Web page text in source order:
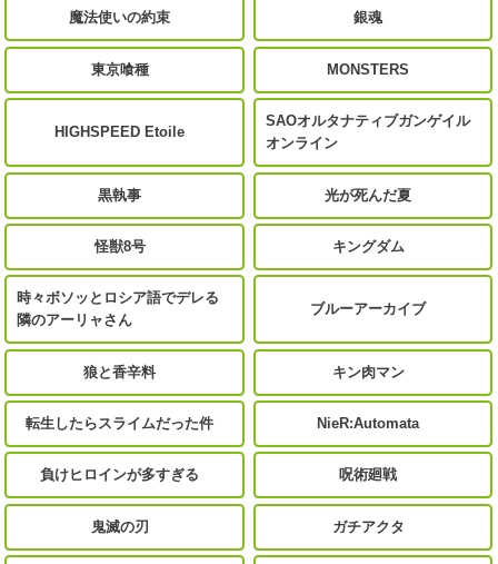
魔法使いの約束 銀魂
東京喰種 MONSTERS
HIGHSPEED Etoile
SAOオルタナティブガンゲイル
オンライン
黒執事 光が死んだ夏
怪獣8号 キングダム
時々ボソッとロシア語でデレる
隣のアーリャさん
ブルーアーカイブ
狼と香辛料 キン肉マン
転生したらスライムだった件 NieR:Automata
負けヒロインが多すぎる 呪術廻戦
鬼滅の刃 ガチアクタ